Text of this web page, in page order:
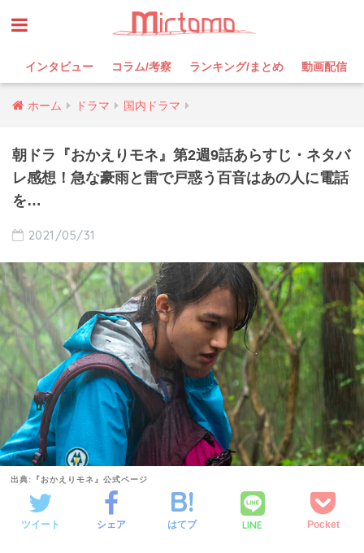
インタビュー コラム/考察 ランキング/まとめ 動画配信
ホーム ドラマ 国内ドラマ
朝ドラ『おかえりモネ』第2週9話あらすじ・ネタバ
レ感想！急な豪雨と雷で戸惑う百音はあの人に電話
を…
2021/05/31
出典:『おかえりモネ』公式ページ
ツイート シェア はてブ LINE Pocket